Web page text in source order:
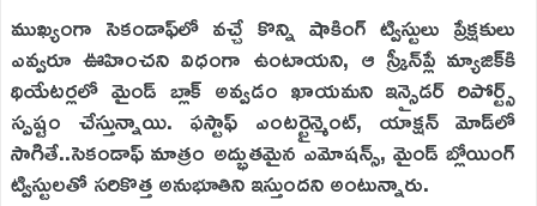
ముఖ్యంగా సెకండాఫ్‌లో వచ్చే కొన్ని షాకింగ్ ట్విస్టులు ప్రేక్షకులు
ఎవ్వరూ ఊహించని విధంగా ఉంటాయని, ఆ స్క్రీన్‌ప్లే మ్యాజిక్‌కి
థియేటర్లలో మైండ్ బ్లాక్ అవ్వడం ఖాయమని ఇన్సైడర్ రిపోర్ట్స్
స్పష్టం చేస్తున్నాయి. ఫస్టాఫ్ ఎంటర్టైన్మెంట్, యాక్షన్ మోడ్‌లో
సాగితే..సెకండాఫ్ మాత్రం అద్భుతమైన ఎమోషన్స్, మైండ్ బ్లోయింగ్
ట్విస్టులతో సరికొత్త అనుభూతిని ఇస్తుందని అంటున్నారు.